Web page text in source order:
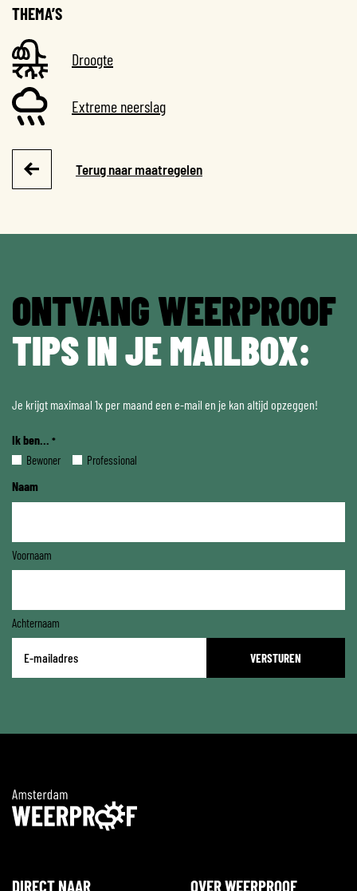
THEMA’S
Droogte
Extreme neerslag
Terug naar maatregelen
ONTVANG WEERPROOF
TIPS IN JE MAILBOX:
Je krijgt maximaal 1x per maand een e-mail en je kan altijd opzeggen!
Ik ben... *
Bewoner Professional
Naam
Voornaam
Achternaam
mailadres
DIRECT NAAR OVER WEERPROOF